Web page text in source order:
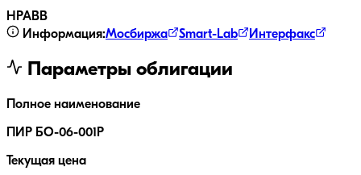
НРАBB
Информация:Мосбиржа Smart-Lab Интерфакс
Параметры облигации
Полное наименование
ПИР БО-06-001P
Текущая цена